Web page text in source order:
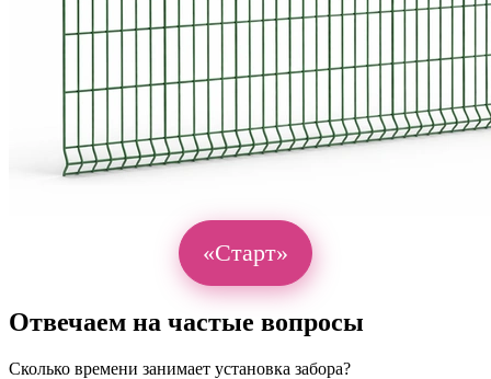
«Старт»
Отвечаем на частые вопросы
Сколько времени занимает установка забора?